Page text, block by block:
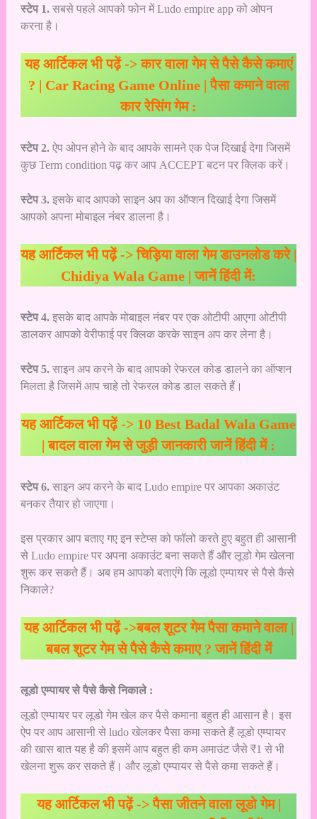
स्टेप 1.सबसे पहले आपको फोन में Ludo empire app को ओपन
करना है।
यह आर्टिकल भी पढ़ें ->कार वाला गेम से पैसे कैसे कमाएं
? | Car Racing Game Online | पैसा कमाने वाला
कार रेसिंग गेम :
स्टेप 2.ऐप ओपन होने के बाद आपके सामने एक पेज दिखाई देगा जिसमें
कुछ Term condition पढ़ कर आप ACCEPT बटन पर क्लिक करें।
स्टेप 3.इसके बाद आपको साइन अप का ऑप्शन दिखाई देगा जिसमें
आपको अपना मोबाइल नंबर डालना है।
यह आर्टिकल भी पढ़ें ->चिड़िया वाला गेम डाउनलोड करे |
Chidiya Wala Game | जानें हिंदी में:
स्टेप 4.इसके बाद आपके मोबाइल नंबर पर एक ओटीपी आएगा ओटीपी
डालकर आपको वेरीफाई पर क्लिक करके साइन अप कर लेना है।
स्टेप 5.साइन अप करने के बाद आपको रेफरल कोड डालने का ऑप्शन
मिलता है जिसमें आप चाहे तो रेफरल कोड डाल सकते हैं।
यह आर्टिकल भी पढ़ें -> 10 Best Badal Wala Game
| बादल वाला गेम से जुड़ी जानकारी जानें हिंदी में :
स्टेप 6.साइन अप करने के बाद Ludo empire पर आपका अकाउंट
बनकर तैयार हो जाएगा।
इस प्रकार आप बताए गए इन स्टेप्स को फॉलो करते हुए बहुत ही आसानी
से Ludo empire पर अपना अकाउंट बना सकते हैं और लूडो गेम खेलना
शुरू कर सकते हैं। अब हम आपको बताएंगे कि लूडो एम्पायर से पैसे कैसे
निकाले?
यह आर्टिकल भी पढ़ें ->बबल शूटर गेम पैसा कमाने वाला |
बबल शूटर गेम से पैसे कैसे कमाए ? जानें हिंदी में
लूडो एम्पायर से पैसे कैसे निकाले :
लूडो एम्पायर पर लूडो गेम खेल कर पैसे कमाना बहुत ही आसान है। इस
ऐप पर आप आसानी से ludo खेलकर पैसा कमा सकते हैं लूडो एम्पायर
की खास बात यह है की इसमें आप बहुत ही कम अमाउंट जैसे ₹1 से भी
खेलना शुरू कर सकते हैं। और लूडो एम्पायर से पैसे कमा सकते हैं।
यह आर्टिकल भी पढ़ें ->पैसा जीतने वाला लूडो गेम |